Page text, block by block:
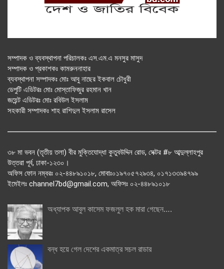
সম্পাদক ও ব্যবস্থাপনা পরিচালকঃ এস.এম.এ মনসুর মাসুদ
সম্পাদক ও প্রকাশকঃ কামরুননাহার
ব্যবস্থাপনা সম্পাদকঃ মোঃ আবু নাছের ইকবাল চৌধুরী
ডেপুটি এডিটরঃ মোঃ মোস্তাফিজুর রহমান খান
জয়েন্ট এডিটরঃ মোঃ রবিউল ইসলাম
সহকারী সম্পাদকঃ শাহ রাশিদুল ইসলাম রাসেল
৩৮ মা ভবন (তৃতীয় তলা) বীর মুক্তিযোদ্ধা কুতুবউদ্দিন রোড, সেক্টর #৮ আব্দুল্লাহপুর
উত্তরা পূর্ব, ঢাকা-১২৩০।
অফিস ফোন নম্বরঃ ০২-৪৪৮৯১০১৮, মোবাঃ০১৯৭০৫৭২৯৩৪, ০১৭১৩৩৯৪৭৯৯
ইমেইলঃ channel7bd@gmail.com, অফিসঃ ০২-৪৪৮৯১০১৮
অধ্যাপক আবুল কাসেম ফজলুল হক মারা গেছেন….
বন্ধ হয়ে গেল দেশের একমাত্র সচল রাডার